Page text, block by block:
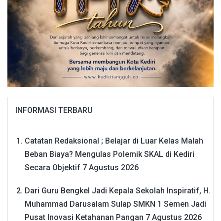
INFORMASI TERBARU
Catatan Redaksional ; Belajar di Luar Kelas Malah
Beban Biaya? Mengulas Polemik SKAL di Kediri
Secara Objektif 7 Agustus 2026
Dari Guru Bengkel Jadi Kepala Sekolah Inspiratif, H.
Muhammad Darusalam Sulap SMKN 1 Semen Jadi
Pusat Inovasi Ketahanan Pangan 7 Agustus 2026